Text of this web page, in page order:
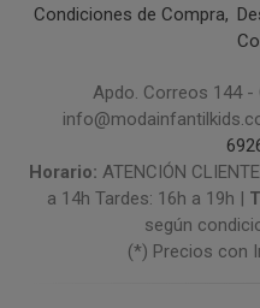
Condiciones de Compra
Apdo. Correos 144 -
Horario: ATENCIÓN
a 14h Tardes: 16h a 19h |
según
(*) Precios con